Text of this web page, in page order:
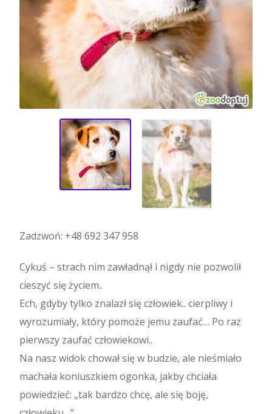
Zadzwoń: +48 692 347 958
Cykuś – strach nim zawładnął i nigdy nie pozwolił
cieszyć się życiem..
Ech, gdyby tylko znalazł się człowiek.. cierpliwy i
wyrozumiały, który pomoże jemu zaufać… Po raz
pierwszy zaufać człowiekowi..
Na nasz widok chował się w budzie, ale nieśmiało
machała koniuszkiem ogonka, jakby chciała
powiedzieć: „tak bardzo chcę, ale się boję,